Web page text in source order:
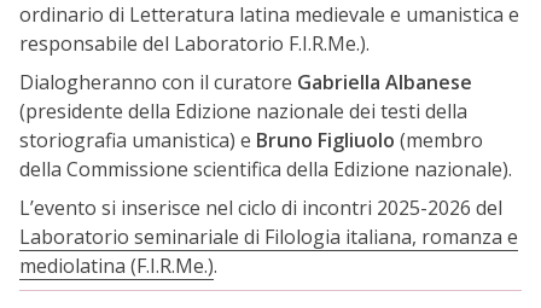
ordinario di Letteratura latina medievale e umanistica e
responsabile del Laboratorio F.I.R.Me.).
Dialogheranno con il curatore Gabriella Albanese
(presidente della Edizione nazionale dei testi della
storiografia umanistica) e Bruno Figliuolo (membro
della Commissione scientifica della Edizione nazionale).
L’evento si inserisce nel ciclo di incontri 2025-2026 del
Laboratorio seminariale di Filologia italiana, romanza e
mediolatina (F.I.R.Me.).